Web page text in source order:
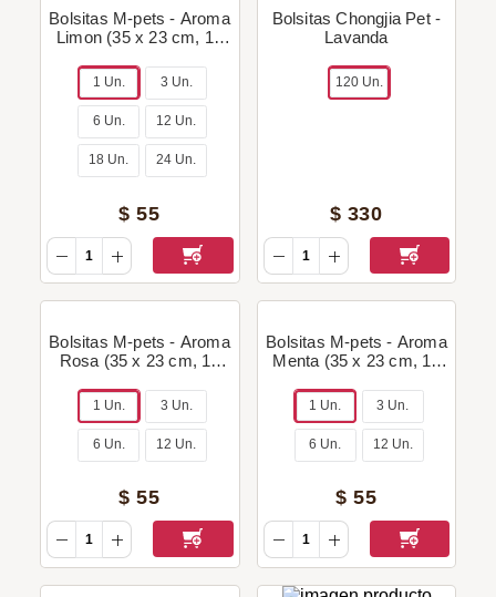
Bolsitas M-pets - Aroma
Limon (35 x 23 cm, 15
1 Un. 3 Un.
6 Un. 12 Un.
18 Un. 24 Un.
$ 55
Bolsitas Chongjia Pet -
Lavanda
120 Un.
$ 330
Bolsitas M-pets - Aroma
Rosa (35 x 23 cm, 15
1 Un. 3 Un.
6 Un. 12 Un.
$ 55
Bolsitas M-pets - Aroma
Menta (35 x 23 cm, 15
1 Un. 3 Un.
6 Un. 12 Un.
$ 55